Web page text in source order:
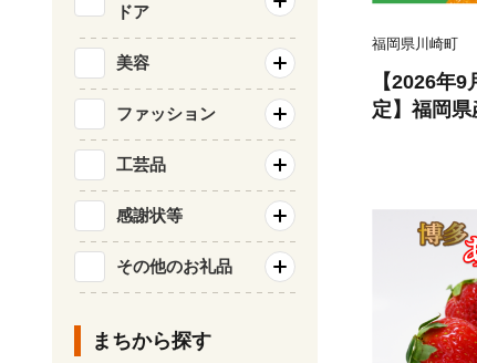
福岡県川崎町
【2026年
定】福岡
約4kg以
蜜柑 早味
甘い 人気
味かん ラ
川崎町 数
ドア
美容
ファッション
工芸品
感謝状等
その他のお礼品
まちから探す